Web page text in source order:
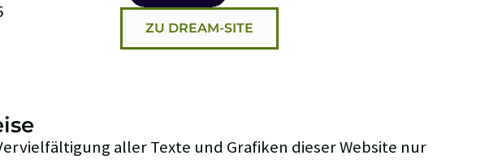
ZU DREAM-SITE
aller Texte und Grafiken dieser Website nur